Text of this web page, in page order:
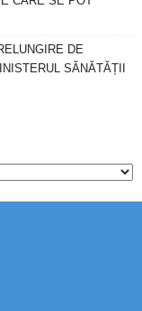
DE
SĂNĂTĂȚII